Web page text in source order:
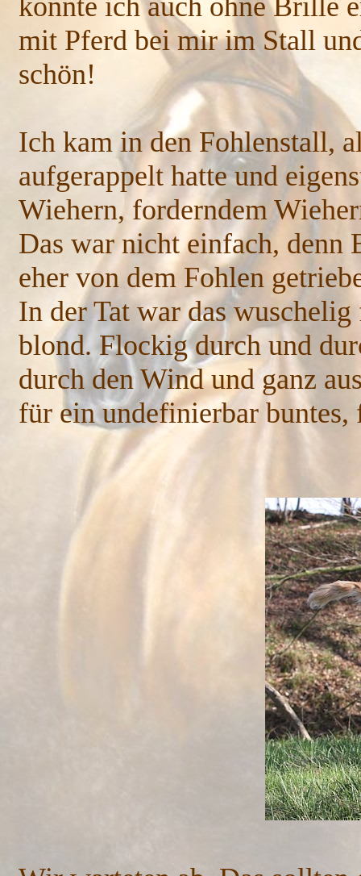
konnte ich auch ohne Brille
mit Pferd bei mir im Stall
Ich kam in den Fohlenstall,
aufgerappelt hatte und
Wiehern, forderndem
Das war nicht einfach,
eher von dem Fohlen
In der Tat war das
blond. Flockig durch und
durch den Wind und ganz
für ein undefinierbar buntes,